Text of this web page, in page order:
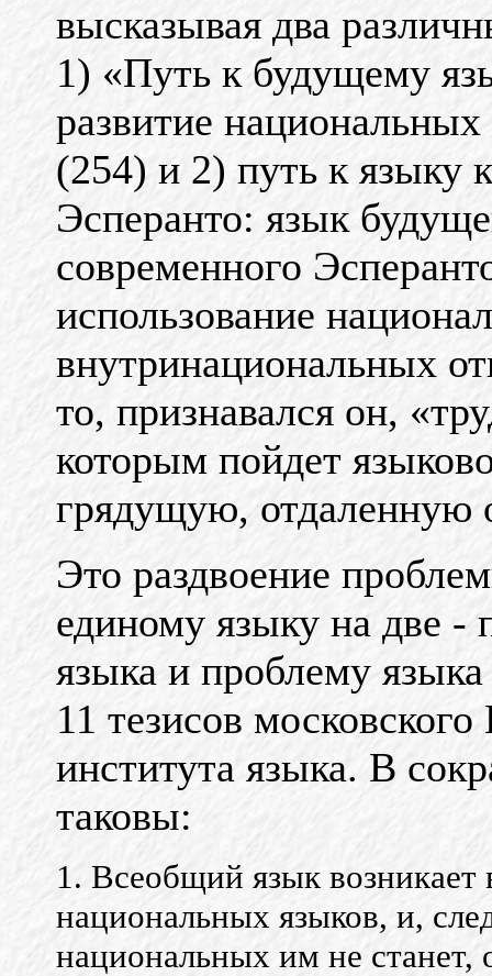
высказывая два
1) «Путь к будущему
развитие
(254) и 2) путь к языку
Эсперанто: язык
современного
использование
внутринациональных
то, признавался он,
которым пойдет
грядущую, отдаленную
Это раздвоение
единому языку на две -
языка и проблему
11 тезисов
института языка. В
таковы:
1. Всеобщий язык возникает
национальных языков, и,
национальных им не